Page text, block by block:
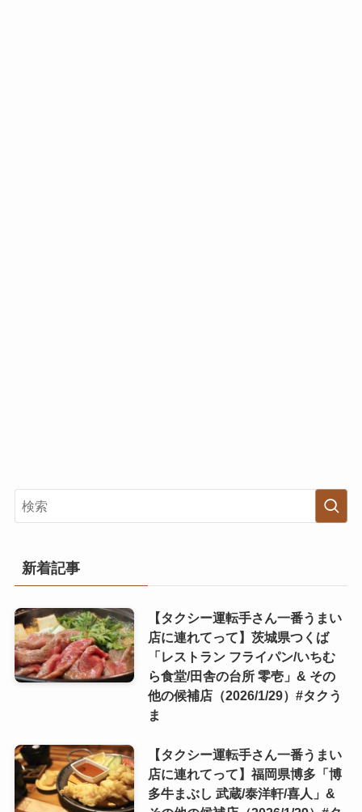
新着記事
【タクシー運転手さん一番うまい
店に連れてって】茨城県つくば
「レストラン フライパン/いちむ
ら食堂/田舎の台所 零壱」& その
他の候補店（2026/1/29）#タクう
ま
【タクシー運転手さん一番うまい
店に連れてって】福岡県博多「博
多牛まぶし 武蔵/泰洋軒/喜人」&